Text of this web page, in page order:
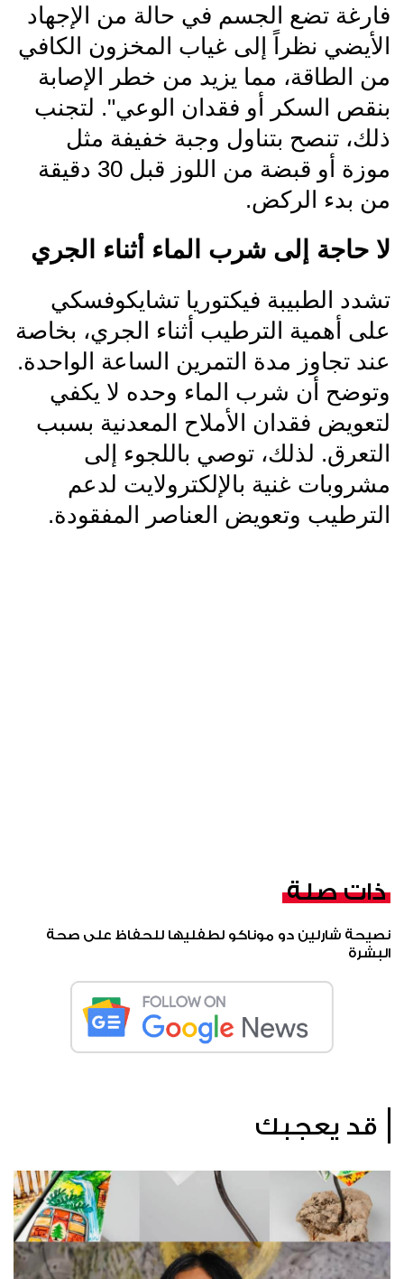
فارغة تضع الجسم في حالة من الإجهاد
الأيضي نظراً إلى غياب المخزون الكافي
من الطاقة، مما يزيد من خطر الإصابة
بنقص السكر أو فقدان الوعي". لتجنب
ذلك، تنصح بتناول وجبة خفيفة مثل
موزة أو قبضة من اللوز قبل 30 دقيقة
من بدء الركض.
لا حاجة إلى شرب الماء أثناء الجري
تشدد الطبيبة فيكتوريا تشايكوفسكي
على أهمية الترطيب أثناء الجري، بخاصة
عند تجاوز مدة التمرين الساعة الواحدة.
وتوضح أن شرب الماء وحده لا يكفي
لتعويض فقدان الأملاح المعدنية بسبب
التعرق. لذلك، توصي باللجوء إلى
مشروبات غنية بالإلكترولايت لدعم
الترطيب وتعويض العناصر المفقودة.
ذات صلة
نصيحة شارلين دو موناكو لطفليها للحفاظ على صحة
البشرة
قد يعجبك